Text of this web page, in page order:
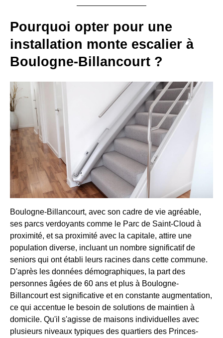
Pourquoi opter pour une
installation monte escalier à
Boulogne-Billancourt ?
Boulogne-Billancourt, avec son cadre de vie agréable,
ses parcs verdoyants comme le Parc de Saint-Cloud à
proximité, et sa proximité avec la capitale, attire une
population diverse, incluant un nombre significatif de
seniors qui ont établi leurs racines dans cette commune.
D'après les données démographiques, la part des
personnes âgées de 60 ans et plus à Boulogne-
Billancourt est significative et en constante augmentation,
ce qui accentue le besoin de solutions de maintien à
domicile. Qu'il s'agisse de maisons individuelles avec
plusieurs niveaux typiques des quartiers des Princes-